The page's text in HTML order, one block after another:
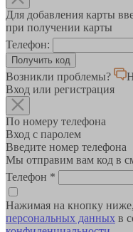
Для добавления карты
при получении карты
Телефон:
Возникли проблемы?
Вход или регистрация
По номеру телефона
Вход с паролем
Введите номер телефона
Мы отправим вам код в
Телефон *
Нажимая на кнопку
персональных данных в